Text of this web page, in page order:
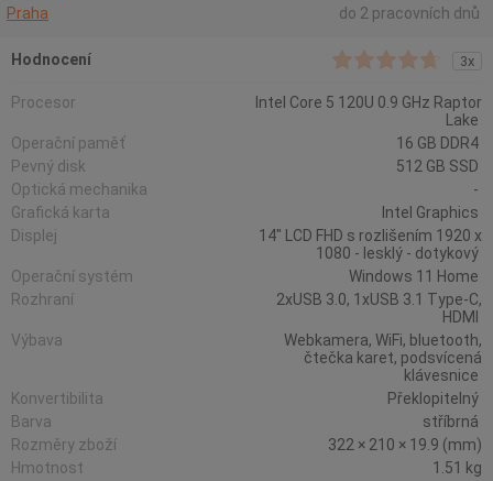
Praha
do 2 pracovních dnů
Hodnocení 3x
Procesor
Intel Core 5 120U 0.9 GHz Raptor
Lake
Operační paměť
16 GB DDR4
Pevný disk
512 GB SSD
Optická mechanika
-
Grafická karta
Intel Graphics
Displej
14" LCD FHD s rozlišením 1920 x
1080 - lesklý - dotykový
Operační systém
Windows 11 Home
Rozhraní
2xUSB 3.0, 1xUSB 3.1 Type-C,
HDMI
Výbava
Webkamera, WiFi, bluetooth,
čtečka karet, podsvícená
klávesnice
Konvertibilita
Překlopitelný
Barva
stříbrná
Rozměry zboží
322 × 210 × 19.9 (mm)
Hmotnost
1.51 kg